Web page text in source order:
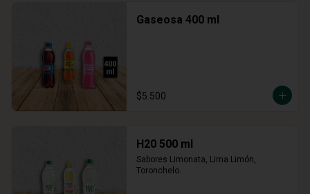
Gaseosa 400 ml
$5.500
H20 500 ml
Sabores Limonata, Lima Limón,
Toronchelo.